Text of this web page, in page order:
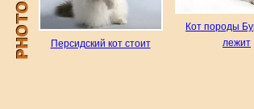
Персидский кот стоит
Кот породы
лежит